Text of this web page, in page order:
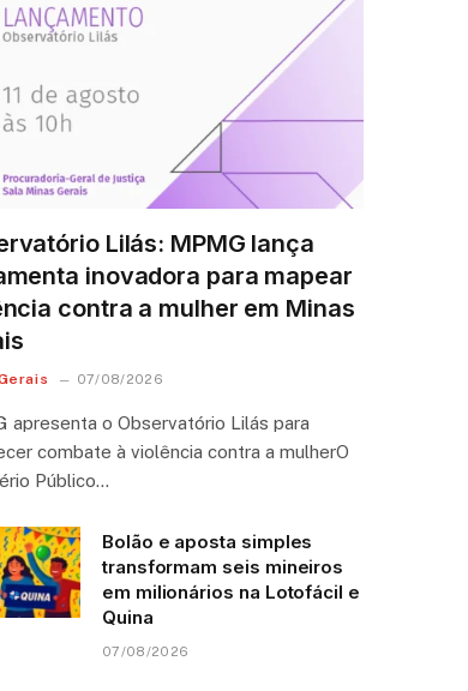
Lilás: MPMG lança
inovadora para mapear
contra a mulher em Minas
07/08/2026
apresenta o Observatório Lilás para
combate à violência contra a mulherO
Público…
Bolão e aposta simples
transformam seis mineiros
em milionários na Lotofácil e
Quina
07/08/2026